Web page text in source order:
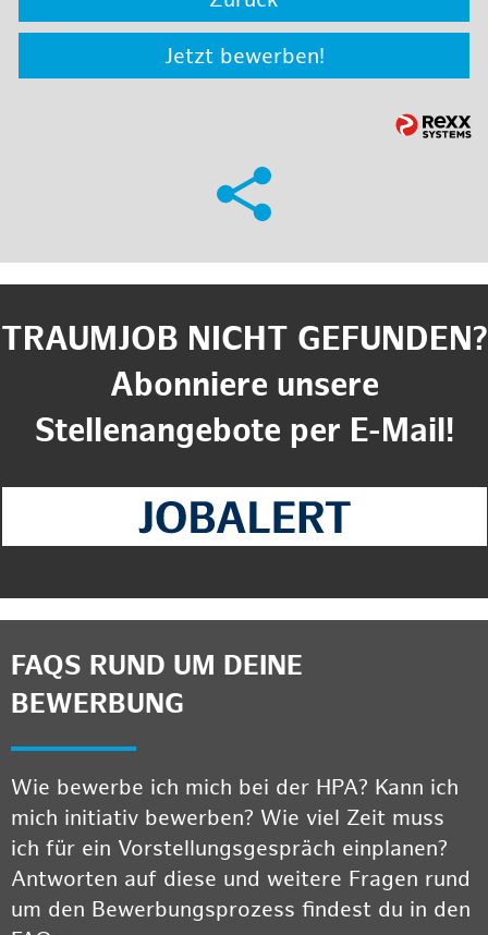
Jetzt bewerben!
TRAUMJOB NICHT GEFUNDEN?
Abonniere unsere
Stellenangebote per E-Mail!
FAQS RUND UM DEINE
BEWERBUNG
Wie bewerbe ich mich bei der HPA? Kann ich
mich initiativ bewerben? Wie viel Zeit muss
ich für ein Vorstellungsgespräch einplanen?
Antworten auf diese und weitere Fragen rund
um den Bewerbungsprozess findest du in den